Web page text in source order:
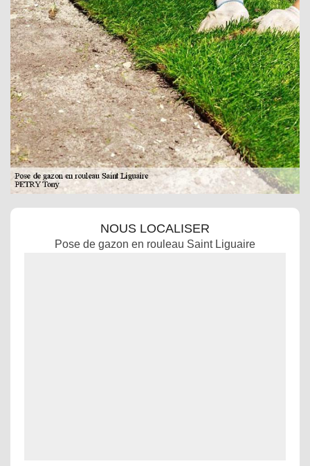
NOUS LOCALISER
Pose de gazon en rouleau Saint Liguaire